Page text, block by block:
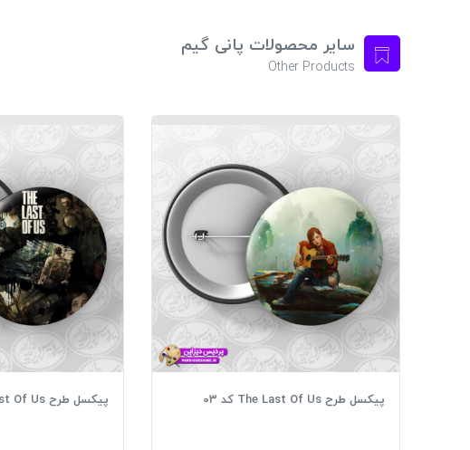
سایر محصولات پانی گیم
Other Products
پیکسل طرح The Last Of Us کد 03 پیکسل طرح The Last Of Us کد 02